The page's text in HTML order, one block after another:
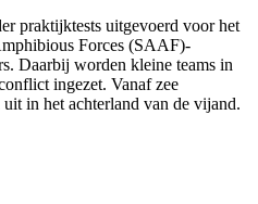
praktijktests uitgevoerd voor het
Forces (SAAF)-
Daarbij worden kleine teams in
ingezet. Vanaf zee
uit in het achterland van de vijand.